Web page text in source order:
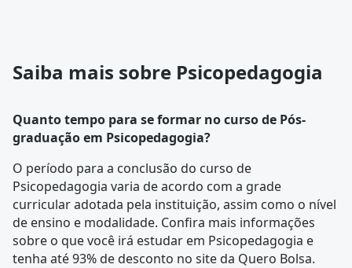
Saiba mais sobre Psicopedagogia
Quanto tempo para se formar no curso de Pós-
graduação em Psicopedagogia?
O período para a conclusão do curso de
Psicopedagogia varia de acordo com a grade
curricularadotada pela instituição, assim como o nível
de ensino e modalidade. Confira mais informações
sobre o que você irá estudar em Psicopedagogia e
tenha até 93% de desconto no site da Quero Bolsa.